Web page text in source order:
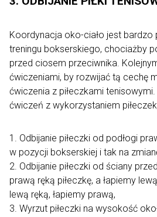
Koordynacja oko-ciało jest
treningu bokserskiego, chociażby
przed ciosem przeciwnika.
ćwiczeniami, by rozwijać tą cechę
ćwiczenia z piłeczkami
ćwiczeń z wykorzystaniem
1. Odbijanie piłeczki od podłogi
w pozycji bokserskiej i tak na
2. Odbijanie piłeczki od ściany
prawą ręką piłeczkę, a łapiemy
lewą ręką, łapiemy prawą,
3. Wyrzut piłeczki na wysokość